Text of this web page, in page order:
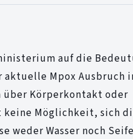
auf die
aktuelle Mpox Ausbruch
über Körperkontakt oder
Möglichkeit, sich
weder Wasser noch